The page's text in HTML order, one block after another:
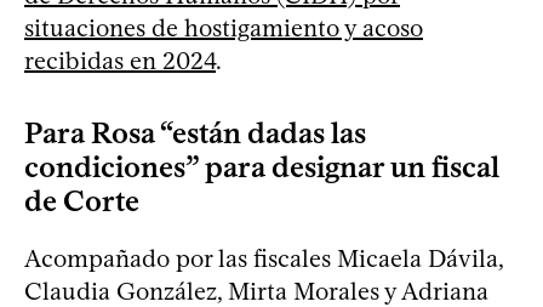
situaciones de hostigamiento y acoso
recibidas en 2024.
Para Rosa “están dadas las
condiciones” para designar un fiscal
de Corte
Acompañado por las fiscales Micaela Dávila,
Claudia González, Mirta Morales y Adriana